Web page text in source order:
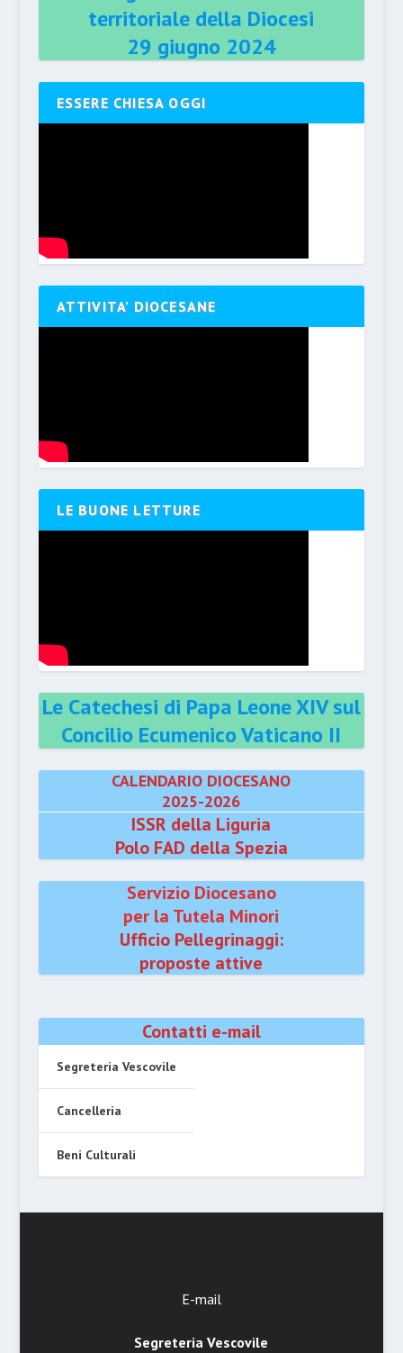
territoriale della Diocesi
29 giugno 2024
ESSERE CHIESA OGGI
ATTIVITA’ DIOCESANE
LE BUONE LETTURE
Le Catechesi di Papa Leone XIV sul
Concilio Ecumenico Vaticano II
CALENDARIO DIOCESANO
2025-2026
ISSR della Liguria
Polo FAD della Spezia
Servizio Diocesano
per la Tutela Minori
Ufficio Pellegrinaggi:
proposte attive
Contatti e-mail
Segreteria Vescovile
Cancelleria
Beni Culturali
E-mail
Segreteria Vescovile